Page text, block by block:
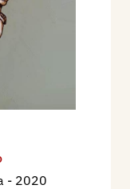
- 2020